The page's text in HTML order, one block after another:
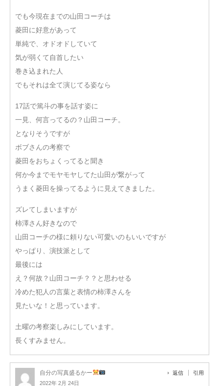
でも今現在までの山田コーチは
菱田に好意があって
単純で、オドオドしていて
気が弱くて自首したい
巻き込まれた人
でもそれは全て演じてる姿なら
17話で篤斗の事を話す姿に
一見、何言ってるの？山田コーチ。
となりそうですが
ボブさんの考察で
菱田をおちょくってると聞き
何か今までモヤモヤしてた山田が繋がって
うまく菱田を操ってるように見えてきました。
ズレてしまいますが
柿澤さん好きなので
山田コーチの様に頼りない可愛いのもいいですが
やっぱり、演技派として
最後には
え？何故？山田コーチ？？と思わせる
冷めた犯人の言葉と表情の柿澤さんを
見たいな！と思っています。
土曜の考察楽しみにしています。
長くすみません。
自分の写真盛るかー
2022年 2月 24日
返信 引用